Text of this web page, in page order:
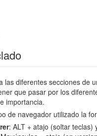
las diferentes secciones de
que pasar por los
importancia.
de navegador utilizado la
: ALT + atajo (soltar teclas)